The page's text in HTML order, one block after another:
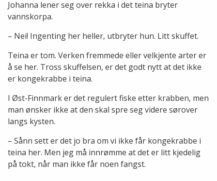
Johanna lener seg over rekka i det teina bryter
vannskorpa.
– Nei! Ingenting her heller, utbryter hun. Litt skuffet.
Teina er tom. Verken fremmede eller velkjente arter er
å se her. Tross skuffelsen, er det godt nytt at det ikke
er kongekrabbe i teina.
I Øst-Finnmark er det regulert fiske etter krabben, men
man ønsker ikke at den skal spre seg videre sørover
langs kysten.
– Sånn sett er det jo bra om vi ikke får kongekrabbe i
teina her. Men jeg må innrømme at det er litt kjedelig
på tokt, når man ikke får noen fangst.